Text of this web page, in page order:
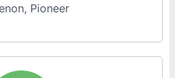
Pioneer